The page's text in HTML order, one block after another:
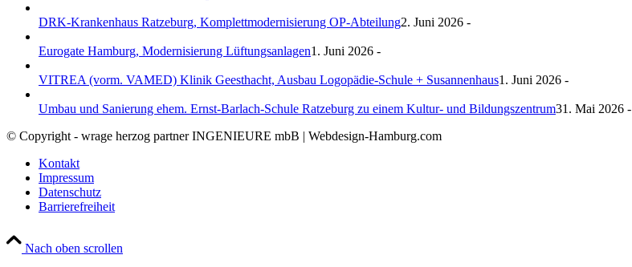
DRK-Krankenhaus Ratzeburg, Komplettmodernisierung OP-Abteilung2. Juni 2026 -
Eurogate Hamburg, Modernisierung Lüftungsanlagen1. Juni 2026 -
VITREA (vorm. VAMED) Klinik Geesthacht, Ausbau Logopädie-Schule + Susannenhaus1. Juni 2026 -
Umbau und Sanierung ehem. Ernst-Barlach-Schule Ratzeburg zu einem Kultur- und Bildungszentrum31. Mai 2026 -
© Copyright - wrage herzog partner INGENIEURE mbB | Webdesign-Hamburg.com
Kontakt
Impressum
Datenschutz
Barrierefreiheit
Nach oben scrollen